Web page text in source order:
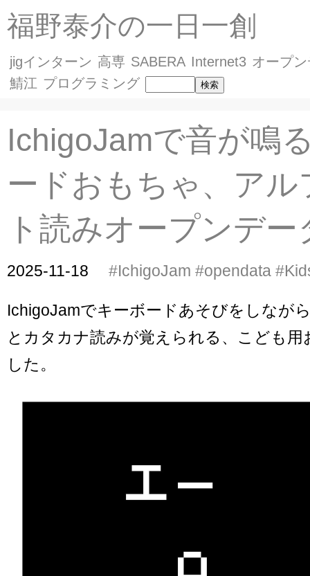
福野泰介の一日一創
jigインターン 高専 SABERA Internet3 オープ
鯖江 プログラミング
IchigoJamで音が鳴
ードおもちゃ、アル
ト読みオープンデー
2025-11-18 #IchigoJam #opendata
IchigoJamでキーボードあそびをしなが
とカタカナ読みが覚えられる、こども
した。